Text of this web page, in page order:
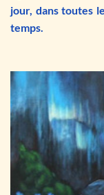
jour, dans toutes
temps.